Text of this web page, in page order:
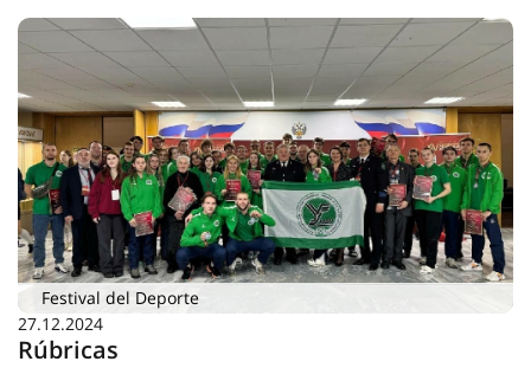
Festival del Deporte
27.12.2024
Rúbricas